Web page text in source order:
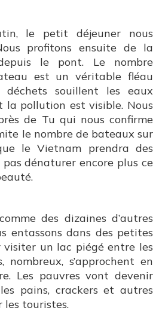
le petit déjeuner nous
profitons ensuite de la
le pont. Le nombre
est un véritable fléau
souillent les eaux
la pollution est visible. Nous
de Tu qui nous confirme
le nombre de bateaux sur
le Vietnam prendra des
dénaturer encore plus ce
des dizaines d’autres
entassons dans des petites
visiter un lac piégé entre les
nombreux, s’approchent en
Les pauvres vont devenir
pains, crackers et autres
les touristes.